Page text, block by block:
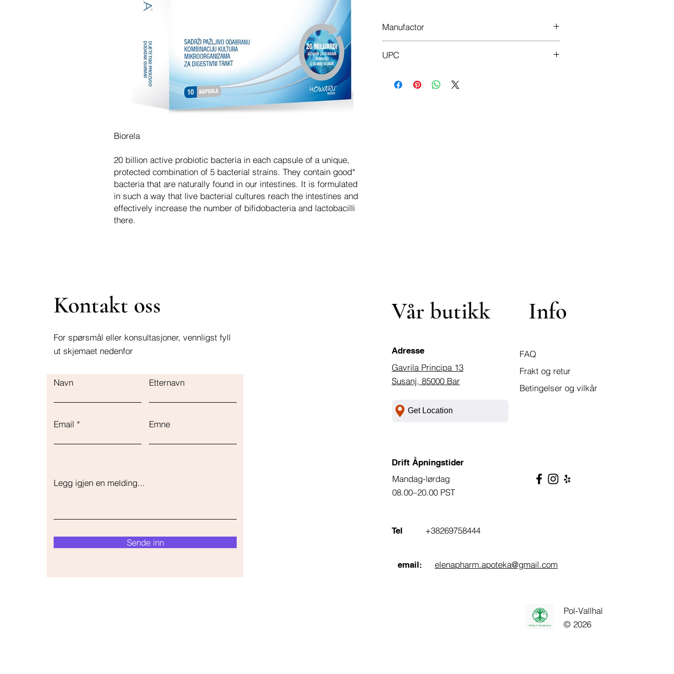
Biorela
20 billion active probiotic bacteria in each capsule of a unique,
protected combination of 5 bacterial strains. They contain good*
bacteria that are naturally found in our intestines. It is formulated
in such a way that live bacterial cultures reach the intestines and
effectively increase the number of bifidobacteria and lactobacilli
there.
Manufactor
UPC
Kontakt oss
For spørsmål eller konsultasjoner, vennligst fyll
ut skjemaet nedenfor
Navn Etternavn
Email Emne
Legg igjen en melding...
Sende inn
Vår butikk
Adresse
Gavrila Principa 13
Susanj, 85000 Bar
Info
FAQ
Frakt og retur
Betingelser og vilkår
Get Location
Drift Åpningstider
Mandag-lørdag
08.00–20.00 PST
Tel +38269758444
email: elenapharm.apoteka@gmail.com
Pol-Vallhal
© 2026